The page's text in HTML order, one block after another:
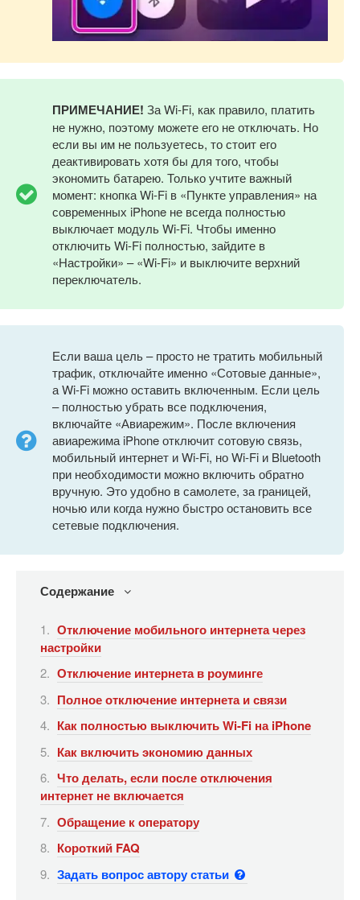
ПРИМЕЧАНИЕ! За Wi-Fi, как правило, платить
не нужно, поэтому можете его не отключать. Но
если вы им не пользуетесь, то стоит его
деактивировать хотя бы для того, чтобы
экономить батарею. Только учтите важный
момент: кнопка Wi-Fi в «Пункте управления» на
современных iPhone не всегда полностью
выключает модуль Wi-Fi. Чтобы именно
отключить Wi-Fi полностью, зайдите в
«Настройки» – «Wi-Fi» и выключите верхний
переключатель.
Если ваша цель – просто не тратить мобильный
трафик, отключайте именно «Сотовые данные»,
а Wi-Fi можно оставить включенным. Если цель
– полностью убрать все подключения,
включайте «Авиарежим». После включения
авиарежима iPhone отключит сотовую связь,
мобильный интернет и Wi-Fi, но Wi-Fi и Bluetooth
при необходимости можно включить обратно
вручную. Это удобно в самолете, за границей,
ночью или когда нужно быстро остановить все
сетевые подключения.
Содержание
Отключение мобильного интернета через
настройки
Отключение интернета в роуминге
Полное отключение интернета и связи
Как полностью выключить Wi-Fi на iPhone
Как включить экономию данных
Что делать, если после отключения
интернет не включается
Обращение к оператору
Короткий FAQ
Задать вопрос автору статьи